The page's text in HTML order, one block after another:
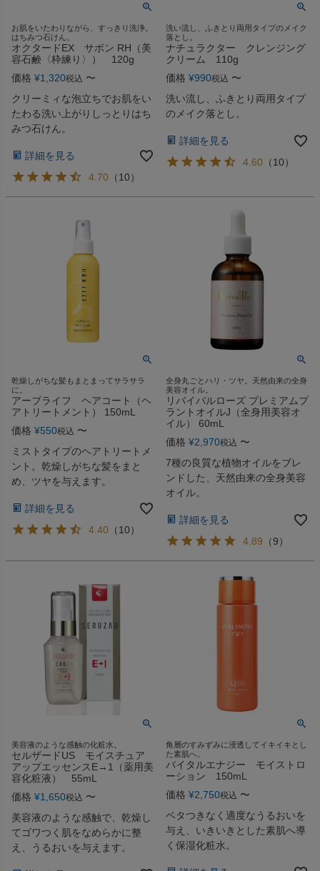
お肌をいたわりながら、すっきり洗浄。
はちみつ石けん。
オクタードEX サボン RH（美
容石鹸〈枠練り〉） 120g
価格 ¥1,320税込 〜
クリーミィな泡立ちでお肌をい
たわる洗い上がりしっとりはち
みつ石けん。
詳細を見る
4.70 （10）
洗い流し、ふきとり両用タイプのメイク
落とし。
ナチュラクター クレンジング
クリーム 110g
価格 ¥990税込 〜
洗い流し、ふきとり両用タイプ
のメイク落とし。
詳細を見る
4.60 （10）
乾燥しがちな髪もまとまってサラサラ
に。
アーブライフ ヘアコート（ヘ
アトリートメント） 150mL
価格 ¥550税込 〜
ミストタイプのヘアトリートメ
ント。乾燥しがちな髪をまと
め、ツヤを与えます。
詳細を見る
4.40 （10）
全身丸ごとハリ・ツヤ。天然由来の全身
美容オイル。
リバイバルローズ プレミアムプ
ラントオイルJ（全身用美容オ
イル） 60mL
価格 ¥2,970税込 〜
7種の良質な植物オイルをブレ
ンドした、天然由来の全身美容
オイル。
詳細を見る
4.89 （9）
美容液のような感触の化粧水。
セルザードUS モイスチュア
アップエッセンスE→1（薬用美
容化粧液） 55mL
価格 ¥1,650税込 〜
美容液のような感触で、乾燥し
てゴワつく肌をなめらかに整
え、うるおいを与えます。
角層のすみずみに浸透してイキイキとし
た素肌へ。
バイタルエナジー モイストロ
ーション 150mL
価格 ¥2,750税込 〜
ベタつきなく適度なうるおいを
与え、いきいきとした素肌へ導
く保湿化粧水。